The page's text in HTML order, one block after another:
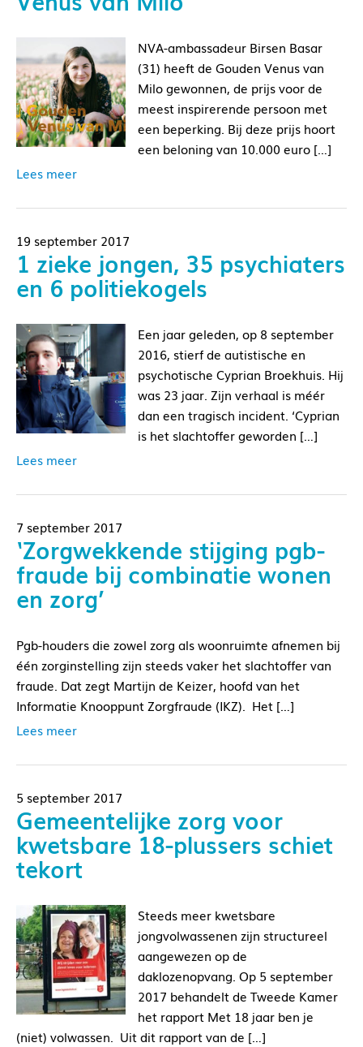
NVA-ambassadeur Birsen Basar
(31) heeft de Gouden Venus van
Milo gewonnen, de prijs voor de
meest inspirerende persoon met
een beperking. Bij deze prijs hoort
een beloning van 10.000 euro […]
Lees meer
19 september 2017
1 zieke jongen, 35 psychiaters
en 6 politiekogels
Een jaar geleden, op 8 september
2016, stierf de autistische en
psychotische Cyprian Broekhuis. Hij
was 23 jaar. Zijn verhaal is méér
dan een tragisch incident. ‘Cyprian
is het slachtoffer geworden […]
Lees meer
7 september 2017
‘Zorgwekkende stijging pgb-
fraude bij combinatie wonen
en zorg’
Pgb-houders die zowel zorg als woonruimte afnemen bij
één zorginstelling zijn steeds vaker het slachtoffer van
fraude. Dat zegt Martijn de Keizer, hoofd van het
Informatie Knooppunt Zorgfraude (IKZ). Het […]
Lees meer
5 september 2017
Gemeentelijke zorg voor
kwetsbare 18-plussers schiet
tekort
Steeds meer kwetsbare
jongvolwassenen zijn structureel
aangewezen op de
daklozenopvang. Op 5 september
2017 behandelt de Tweede Kamer
het rapport Met 18 jaar ben je
(niet) volwassen. Uit dit rapport van de […]